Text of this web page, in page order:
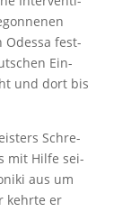
Odes­sa fest­
Ein­
und dort bis
Schre­
mit Hil­fe sei­
aus um
kehr­te er